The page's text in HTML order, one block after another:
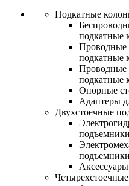
Подкатные
подкатные
Проводные
подкатные
Проводные
подкатные
Опорные
Адаптеры
Двухстоечные
подъемники
подъемники
Аксессуары